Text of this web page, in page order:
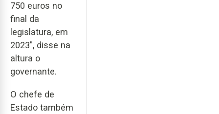
750 euros no
final da
legislatura, em
2023", disse na
altura o
governante.
O chefe de
Estado também